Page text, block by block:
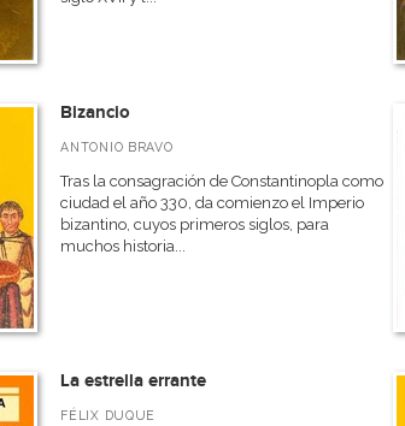
Bizancio
ANTONIO BRAVO
Tras la consagración de Constantinopla como
ciudad el año 330, da comienzo el Imperio
bizantino, cuyos primeros siglos, para
muchos historia...
La estrella errante
FÉLIX DUQUE